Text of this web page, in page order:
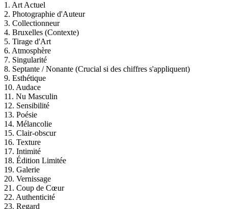
1. Art Actuel
2. Photographie d'Auteur
3. Collectionneur
4. Bruxelles (Contexte)
5. Tirage d'Art
6. Atmosphère
7. Singularité
8. Septante / Nonante (Crucial si des chiffres s'appliquent)
9. Esthétique
10. Audace
11. Nu Masculin
12. Sensibilité
13. Poésie
14. Mélancolie
15. Clair-obscur
16. Texture
17. Intimité
18. Édition Limitée
19. Galerie
20. Vernissage
21. Coup de Cœur
22. Authenticité
23. Regard